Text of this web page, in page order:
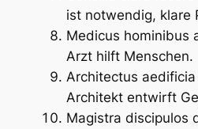
ist notwendig, klare
Medicus hominibus
Arzt hilft Menschen.
Architectus
Architekt entwirft
Magistra discipulos